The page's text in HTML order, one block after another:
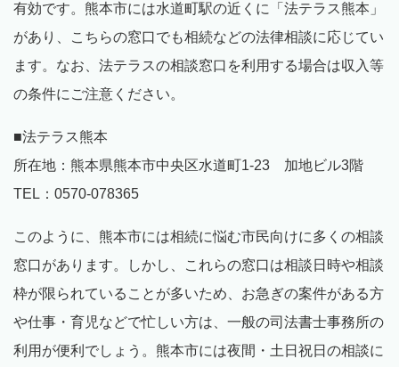
有効です。熊本市には水道町駅の近くに「法テラス熊本」
があり、こちらの窓口でも相続などの法律相談に応じてい
ます。なお、法テラスの相談窓口を利用する場合は収入等
の条件にご注意ください。
■法テラス熊本
所在地：熊本県熊本市中央区水道町1-23 加地ビル3階
TEL：0570-078365
このように、熊本市には相続に悩む市民向けに多くの相談
窓口があります。しかし、これらの窓口は相談日時や相談
枠が限られていることが多いため、お急ぎの案件がある方
や仕事・育児などで忙しい方は、一般の司法書士事務所の
利用が便利でしょう。熊本市には夜間・土日祝日の相談に